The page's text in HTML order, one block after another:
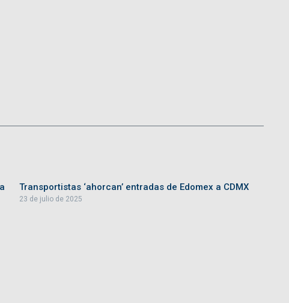
Transportistas ‘ahorcan’ entradas de Edomex a CDMX
23 de julio de 2025